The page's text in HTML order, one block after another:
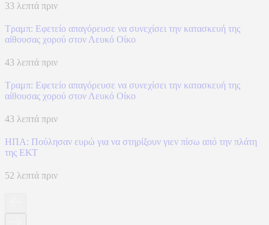
33 λεπτά πριν
Τραμπ: Εφετείο απαγόρευσε να συνεχίσει την κατασκευή της
αίθουσας χορού στον Λευκό Οίκο
43 λεπτά πριν
Τραμπ: Εφετείο απαγόρευσε να συνεχίσει την κατασκευή της
αίθουσας χορού στον Λευκό Οίκο
43 λεπτά πριν
ΗΠΑ: Πούλησαν ευρώ για να στηρίξουν γιεν πίσω από την πλάτη
της ΕΚΤ
52 λεπτά πριν